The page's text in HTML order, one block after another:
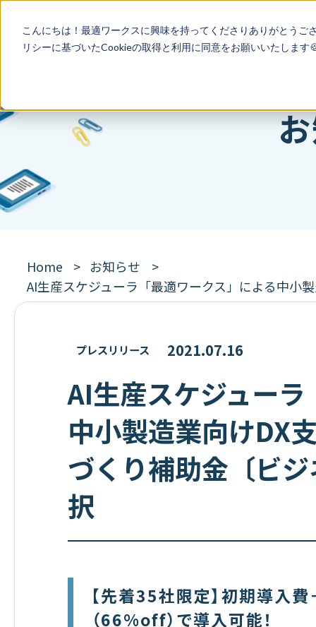
こんにちは！最適ワークスに興味を持ってくださりありがとう
リシーに基づいたCookieの取得と利用に同意をお願いいたします
Home
お知らせ
AI生産スケジューラ「最適ワークス」による中小
プレスリリース 2021.07.16
AI生産スケジュー
中小製造業向けDX
づくり補助金〔ビ
択
【先着35社限定】初期導
（66%off）で導入可能！